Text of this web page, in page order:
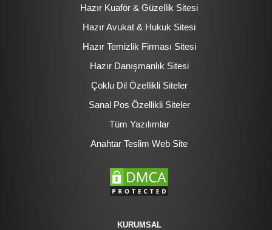
Hazır Kuaför & Güzellik Sitesi
Hazır Avukat & Hukuk Sitesi
Hazır Temizlik Firması Sitesi
Hazır Danışmanlık Sitesi
Çoklu Dil Özellikli Siteler
Sanal Pos Özellikli Siteler
Tüm Yazılımlar
Anahtar Teslim Web Site
KURUMSAL